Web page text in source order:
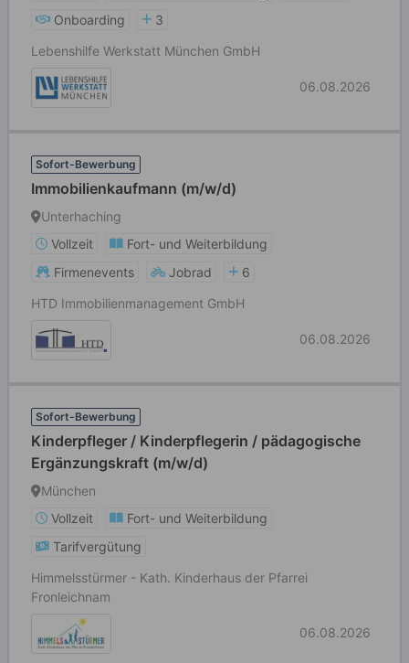
Onboarding
3
Lebenshilfe Werkstatt München GmbH
06.08.2026
Sofort-Bewerbung
Immobilienkaufmann (m/w/d)
Unterhaching
Vollzeit
Fort- und Weiterbildung
Firmenevents
Jobrad
6
HTD Immobilienmanagement GmbH
06.08.2026
Sofort-Bewerbung
Kinderpfleger / Kinderpflegerin / pädagogische
Ergänzungskraft (m/w/d)
München
Vollzeit
Fort- und Weiterbildung
Tarifvergütung
Himmelsstürmer - Kath. Kinderhaus der Pfarrei
Fronleichnam
06.08.2026